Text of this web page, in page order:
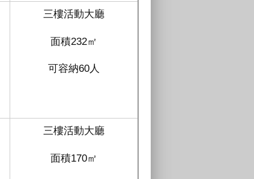
三樓活動大廳
面積232㎡
可容納60人
三樓活動大廳
面積170㎡